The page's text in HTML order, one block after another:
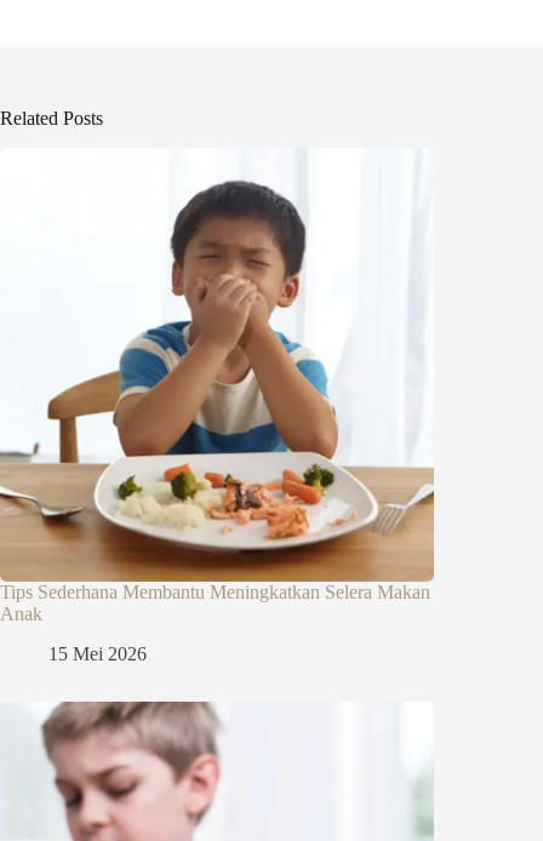
Related Posts
Tips Sederhana Membantu Meningkatkan Selera Makan
Anak
15 Mei 2026